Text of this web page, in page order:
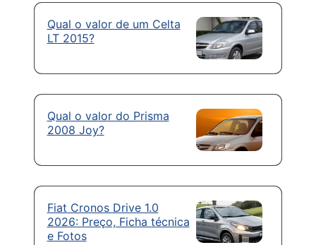
Qual o valor de um Celta
LT 2015?
Qual o valor do Prisma
2008 Joy?
Fiat Cronos Drive 1.0
2026: Preço, Ficha técnica
e Fotos